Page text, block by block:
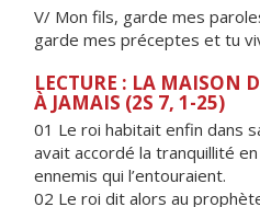
V/ Mon fils, garde mes
garde mes préceptes et tu
LECTURE : LA MAISON
À JAMAIS (2S 7, 1-25)
01 Le roi habitait enfin dans
avait accordé la tranquillité
ennemis qui l’entouraient.
02 Le roi dit alors au